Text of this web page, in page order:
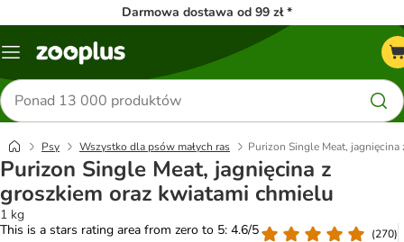
Darmowa dostawa od 99 zł *
Menu
Szukaj
produktów
Psy Wszystko dla psów małych ras Purizon Single Meat,
Purizon Single Meat, jagnięcina z
groszkiem oraz kwiatami chmielu
1 kg
This is a stars rating area from zero to 5: 4.6/5
(270)